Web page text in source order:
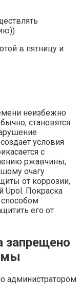
в пятницу и
неизбежно
становятся
условия
с
ржавчины,
очагу
от коррозии,
Upol. Покраска
его от
запрещено